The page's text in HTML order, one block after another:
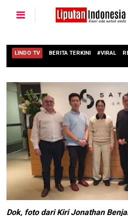
LINDO TV BERITA TERKINI #VIRAL
Dok, foto dari Kiri Jonathan